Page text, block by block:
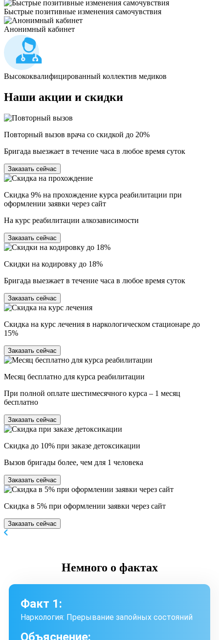
Быстрые позитивные изменения самочувствия
Анонимный кабинет
Высококвалифицированный коллектив медиков
Наши акции и скидки
Повторный вызов врача со скидкой до 20%
Бригада выезжает в течение часа в любое время суток
Заказать сейчас
Скидка 9% на прохождение курса реабилитации при
оформлении заявки через сайт
На курс реабилитации алкозависимости
Заказать сейчас
Скидки на кодировку до 18%
Бригада выезжает в течение часа в любое время суток
Заказать сейчас
Скидка на курс лечения в наркологическом стационаре до
15%
Заказать сейчас
Месяц бесплатно для курса реабилитации
При полной оплате шестимесячного курса – 1 месяц
бесплатно
Заказать сейчас
Скидка до 10% при заказе детоксикации
Вызов бригады более, чем для 1 человека
Заказать сейчас
Скидка в 5% при оформлении заявки через сайт
Заказать сейчас
Немного о фактах
Факт 1:
Наркология: Прерывание запойных состояний
Объяснение: